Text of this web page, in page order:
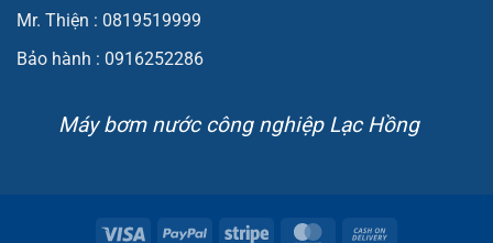
Mr. Thiện : 0819519999
Bảo hành : 0916252286
Máy bơm nước công nghiệp Lạc Hồng
Visa PayPal Stripe MasterCard